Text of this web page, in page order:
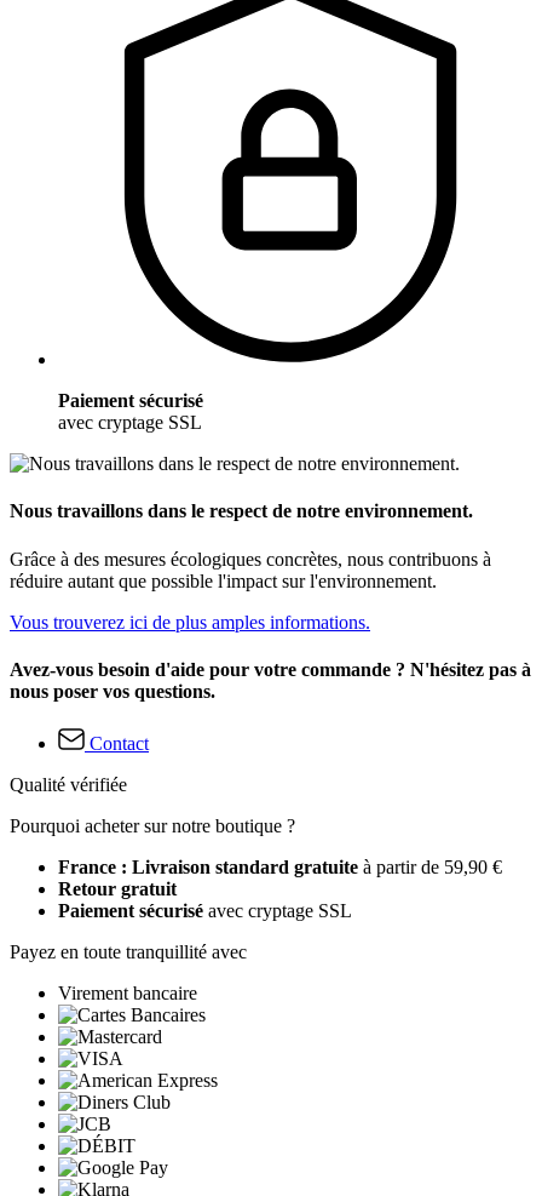
Paiement sécurisé
avec cryptage SSL
Nous travaillons dans le respect de notre environnement.
Grâce à des mesures écologiques concrètes, nous contribuons à
réduire autant que possible l'impact sur l'environnement.
Vous trouverez ici de plus amples informations.
Avez-vous besoin d'aide pour votre commande ? N'hésitez pas à
nous poser vos questions.
Contact
Qualité vérifiée
Pourquoi acheter sur notre boutique ?
France : Livraison standard gratuite à partir de 59,90 €
Retour gratuit
Paiement sécurisé avec cryptage SSL
Payez en toute tranquillité avec
Virement bancaire